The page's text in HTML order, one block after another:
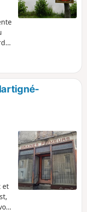
et